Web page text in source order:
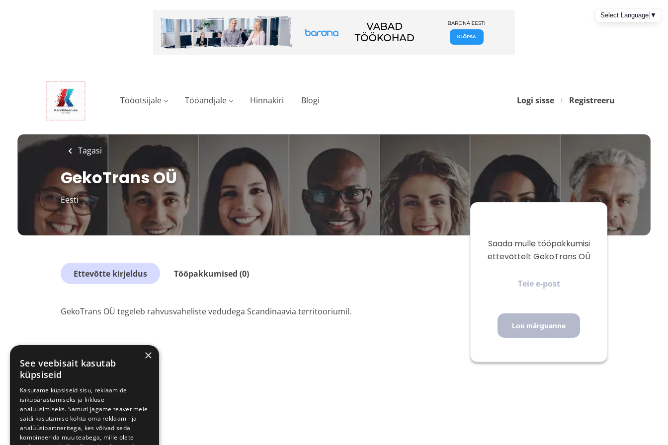
Logi sisse Registreeru
Tööotsijale Tööandjale Hinnakiri Blogi
Tagasi
GekoTrans OÜ
Eesti
Ettevõtte kirjeldus Tööpakkumised (0)
GekoTrans OÜ tegeleb rahvusvaheliste vedudega Scandinaavia territooriumil.
Saada mulle tööpakkumisi
ettevõttelt GekoTrans OÜ
×
See veebisait kasutab
küpsiseid
Kasutame küpsiseid sisu, reklaamide
isikupärastamiseks ja liikluse
analüüsimiseks. Samuti jagame teavet meie
saidi kasutamise kohta oma reklaami- ja
analüüsipartneritega, kes võivad seda
kombineerida muu teabega, mille olete